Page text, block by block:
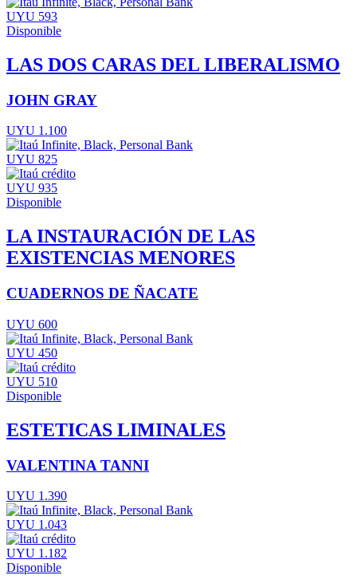
UYU 593
Disponible
LAS DOS CARAS DEL LIBERALISMO
JOHN GRAY
UYU 1.100
UYU 825
UYU 935
Disponible
LA INSTAURACIÓN DE LAS
EXISTENCIAS MENORES
CUADERNOS DE ÑACATE
UYU 600
UYU 450
UYU 510
Disponible
ESTETICAS LIMINALES
VALENTINA TANNI
UYU 1.390
UYU 1.043
UYU 1.182
Disponible